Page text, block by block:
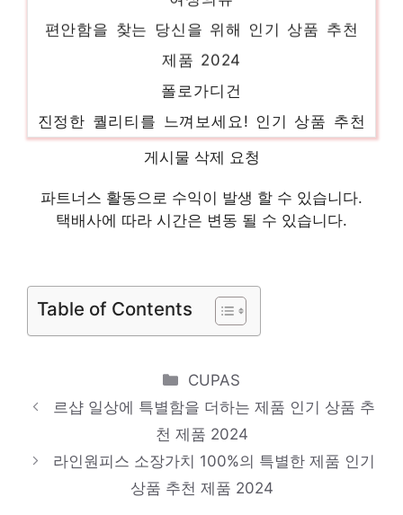
제품 2024
론론
화려한 스타일, 지금 경험하세요! 인기 상품
추천 제품 2024
절대 후회하지 않을 최고의 선택 인기 상품
추천 제품 2024
절대 놓치지 말아야 할 기회! 인기 상품 추천
제품 2024
시스루블라우스
당신만을 위한 특별한 세트 인기 상품 추천
게시물 삭제 요청
파트너스 활동으로 수익이 발생 할 수 있습니다.
택배사에 따라 시간은 변동 될 수 있습니다.
Table of Contents
Categories
CUPAS
르샵 일상에 특별함을 더하는 제품 인기 상품 추
천 제품 2024
라인원피스 소장가치 100%의 특별한 제품 인기
상품 추천 제품 2024